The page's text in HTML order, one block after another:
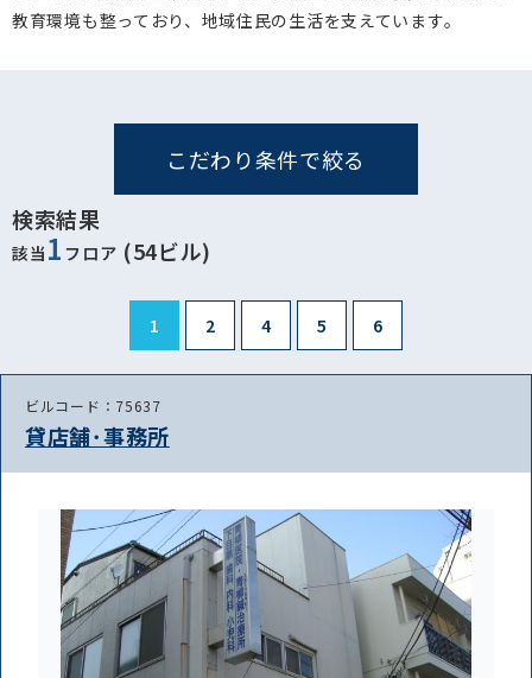
教育環境も整っており、地域住民の生活を支えています。
こだわり条件で絞る
検索結果
該当 1 フロア (54ビル)
1 2 4 5 6
ビルコード：75637
貸店舗･事務所